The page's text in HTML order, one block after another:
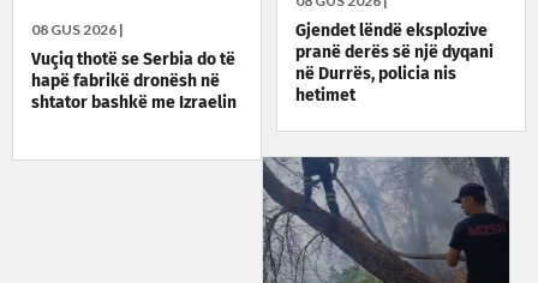
08 GUS 2026 |
Vuçiq thotë se Serbia do të
hapë fabrikë dronësh në
shtator bashkë me Izraelin
Gjendet lëndë eksplozive
pranë derës së një dyqani
në Durrës, policia nis
hetimet